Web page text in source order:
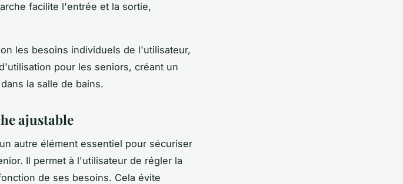
facilite l'entrée et la sortie,
les besoins individuels de l'utilisateur,
pour les seniors, créant un
la salle de bains.
ajustable
autre élément essentiel pour sécuriser
Il permet à l'utilisateur de régler la
de ses besoins. Cela évite